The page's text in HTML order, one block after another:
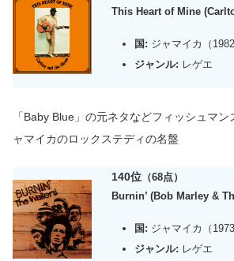
This Heart of Mine
国: ジャマイカ（1982
ジャンル: レゲエ
「Baby Blue」の元ネタなどフィッシュマ
ャマイカのロックステディの名盤
140位 （68点）
Burnin’ (Bob Marley &
国: ジャマイカ（1973
ジャンル: レゲエ